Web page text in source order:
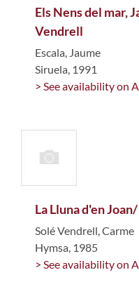
Els Nens del mar,
Vendrell
Escala, Jaume
Siruela, 1991
> See availability on
La Lluna d'en
Solé Vendrell, Carme
Hymsa, 1985
> See availability on